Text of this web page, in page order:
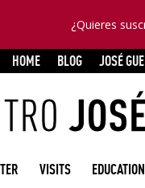
¿Quieres
HOME BLOG JOSÉ
VISITS EDUCATION